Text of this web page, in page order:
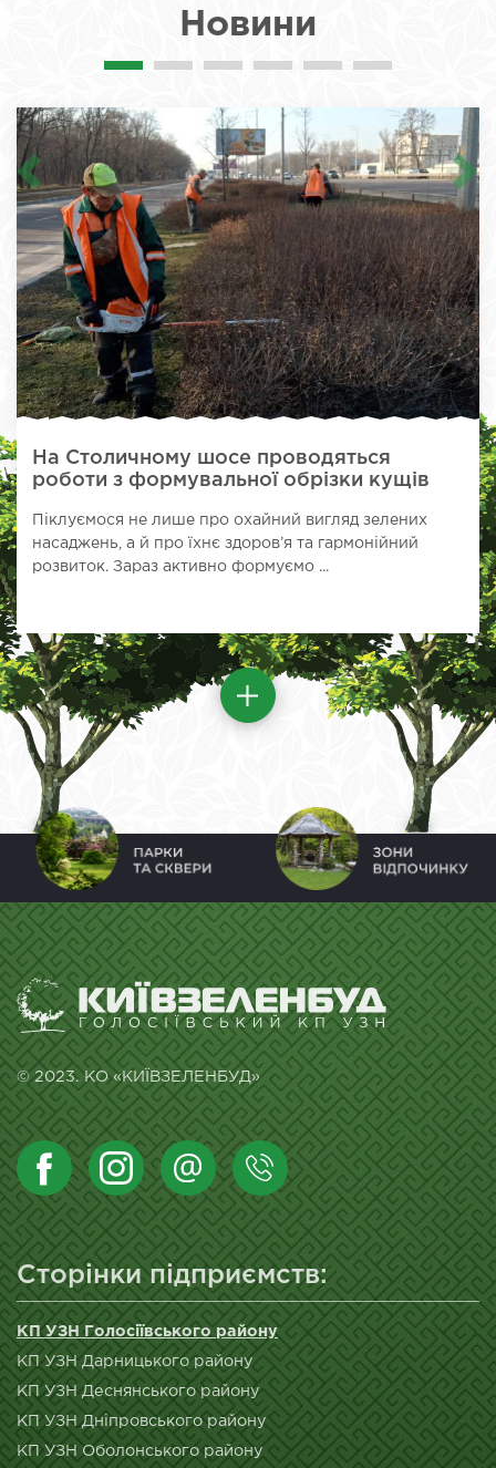
Новини
На Столичному шосе проводяться
роботи з формувальної обрізки кущів
Піклуємося не лише про охайний вигляд зелених
насаджень, а й про їхнє здоров’я та гармонійний
розвиток. Зараз активно формуємо ...
© 2023. КО «КИЇВЗЕЛЕНБУД»
Сторінки підприємств:
КП УЗН Голосіївського району
КП УЗН Дарницького району
КП УЗН Деснянського району
КП УЗН Дніпровського району
КП УЗН Оболонського району